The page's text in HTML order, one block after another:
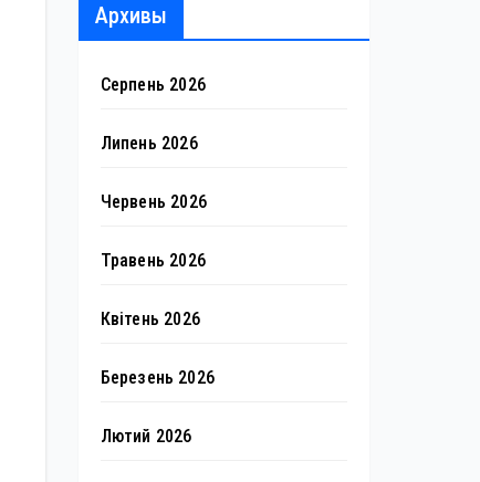
Архивы
Серпень 2026
Липень 2026
Червень 2026
Травень 2026
Квітень 2026
Березень 2026
Лютий 2026